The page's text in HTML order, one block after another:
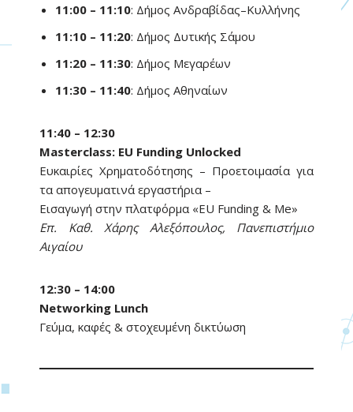
11:00 – 11:10: Δήμος Ανδραβίδας–Κυλλήνης
11:10 – 11:20: Δήμος Δυτικής Σάμου
11:20 – 11:30: Δήμος Μεγαρέων
11:30 – 11:40: Δήμος Αθηναίων
11:40 – 12:30
Masterclass: EU Funding Unlocked
Ευκαιρίες Χρηματοδότησης – Προετοιμασία για
τα απογευματινά εργαστήρια –
Εισαγωγή στην πλατφόρμα «EU Funding & Me»
Επ. Καθ. Χάρης Αλεξόπουλος, Πανεπιστήμιο
Αιγαίου
12:30 – 14:00
Networking Lunch
Γεύμα, καφές & στοχευμένη δικτύωση